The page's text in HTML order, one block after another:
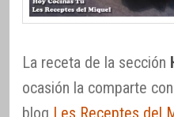
La receta de la sección
ocasión la comparte
blog Les Receptes del